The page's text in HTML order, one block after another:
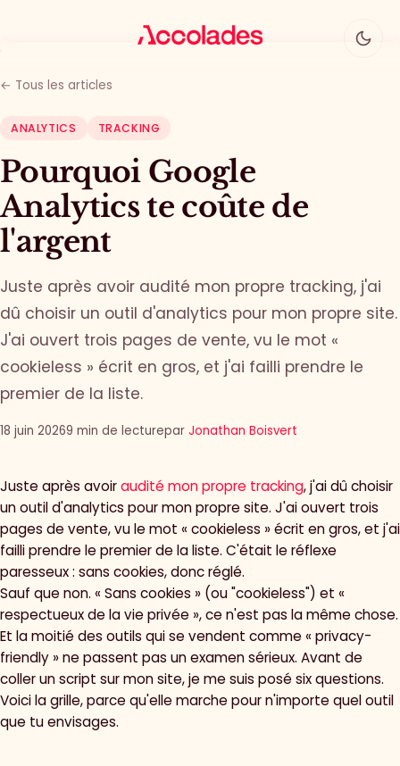
Le coût caché du « gratuit »
Le comparatif : qui passe, qui échoue
Pourquoi j'ai choisi Fathom (et la mise en garde qui va avec)
FAQ
← Tous les articles
ANALYTICS TRACKING
Pourquoi Google
Analytics te coûte de
l'argent
Juste après avoir audité mon propre tracking, j'ai
dû choisir un outil d'analytics pour mon propre site.
J'ai ouvert trois pages de vente, vu le mot «
cookieless » écrit en gros, et j'ai failli prendre le
premier de la liste.
18 juin 20269 min de lecturepar Jonathan Boisvert
Juste après avoiraudité mon propre tracking, j'ai dû choisir
un outil d'analytics pour mon propre site. J'ai ouvert trois
pages de vente, vu le mot « cookieless » écrit en gros, et j'ai
failli prendre le premier de la liste. C'était le réflexe
paresseux : sans cookies, donc réglé.
Sauf que non. « Sans cookies » (ou "cookieless") et «
respectueux de la vie privée », ce n'est pas la même chose.
Et la moitié des outils qui se vendent comme « privacy-
friendly » ne passent pas un examen sérieux. Avant de
coller un script sur mon site, je me suis posé six questions.
Voici la grille, parce qu'elle marche pour n'importe quel outil
que tu envisages.